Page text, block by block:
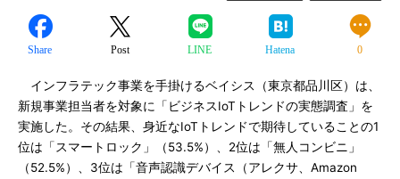
Share Post LINE Hatena 0
インフラテック事業を手掛けるベイシス（東京都品川区）は、
新規事業担当者を対象に「ビジネスIoTトレンドの実態調査」を
実施した。その結果、身近なIoTトレンドで期待していることの1
位は「スマートロック」（53.5%）、2位は「無人コンビニ」
（52.5%）、3位は「音声認識デバイス（アレクサ、Amazon